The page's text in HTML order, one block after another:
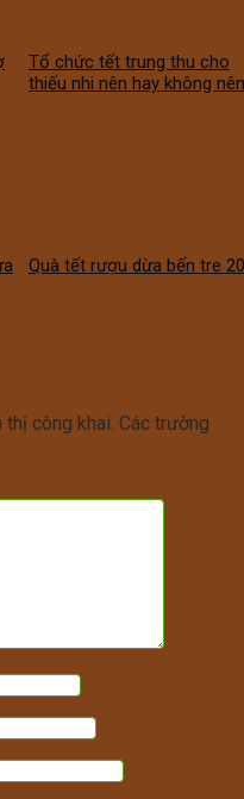
Tổ chức tết trung thu cho
thiếu nhi nên hay không
Quà tết rượu dừa bến tre
thị công khai. Các trường